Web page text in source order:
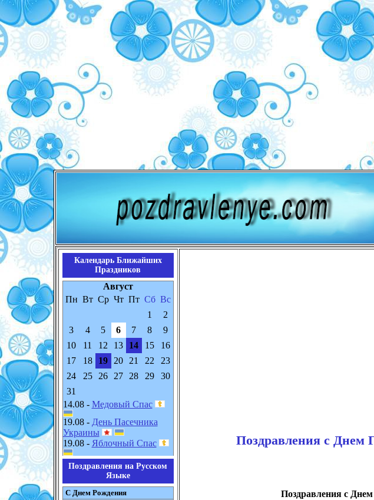
Календарь Ближайших
Праздников
Август
Пн Вт Ср Чт Пт Сб Вс
1
2
3
4 5 6 7 8
9
10
11 12 13 14 15
16
17
18 19 20 21 22
23
24
25 26 27 28 29
30
31
14.08 - Медовый Спас
19.08 - День Пасечника
Украины
19.08 - Яблочный Спас
Поздравления на Русском
Языке
С Днем Рождения
Поздравления с Днем
Поздравления с